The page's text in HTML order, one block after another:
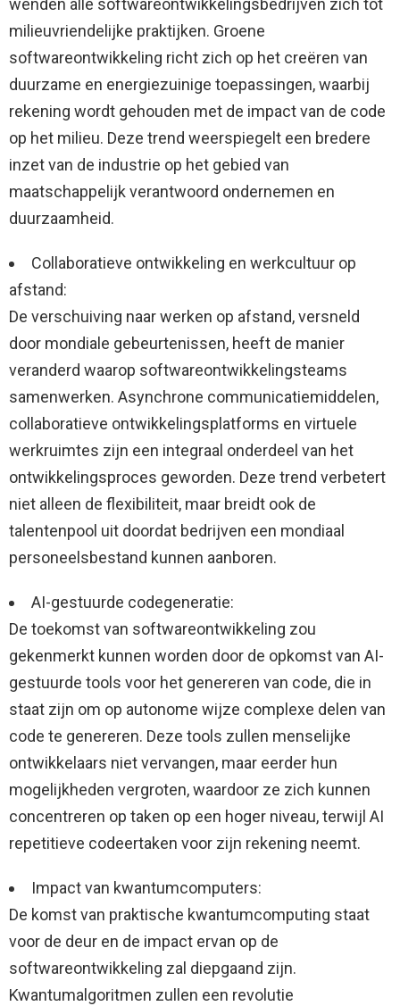
wenden alle softwareontwikkelingsbedrijven zich tot
milieuvriendelijke praktijken. Groene
softwareontwikkeling richt zich op het creëren van
duurzame en energiezuinige toepassingen, waarbij
rekening wordt gehouden met de impact van de code
op het milieu. Deze trend weerspiegelt een bredere
inzet van de industrie op het gebied van
maatschappelijk verantwoord ondernemen en
duurzaamheid.
Collaboratieve ontwikkeling en werkcultuur op
afstand:
De verschuiving naar werken op afstand, versneld
door mondiale gebeurtenissen, heeft de manier
veranderd waarop softwareontwikkelingsteams
samenwerken. Asynchrone communicatiemiddelen,
collaboratieve ontwikkelingsplatforms en virtuele
werkruimtes zijn een integraal onderdeel van het
ontwikkelingsproces geworden. Deze trend verbetert
niet alleen de flexibiliteit, maar breidt ook de
talentenpool uit doordat bedrijven een mondiaal
personeelsbestand kunnen aanboren.
AI-gestuurde codegeneratie:
De toekomst van softwareontwikkeling zou
gekenmerkt kunnen worden door de opkomst van AI-
gestuurde tools voor het genereren van code, die in
staat zijn om op autonome wijze complexe delen van
code te genereren. Deze tools zullen menselijke
ontwikkelaars niet vervangen, maar eerder hun
mogelijkheden vergroten, waardoor ze zich kunnen
concentreren op taken op een hoger niveau, terwijl AI
repetitieve codeertaken voor zijn rekening neemt.
Impact van kwantumcomputers:
De komst van praktische kwantumcomputing staat
voor de deur en de impact ervan op de
softwareontwikkeling zal diepgaand zijn.
Kwantumalgoritmen zullen een revolutie